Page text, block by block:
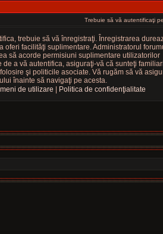
Trebuie să vă autentificaţi
trebuie să vă înregistraţi. Înregistrarea
oferi facilităţi suplimentare. Administratorul
să acorde permisiuni suplimentare utilizatorilor
de a vă autentifica, asiguraţi-vă că sunteţi
şi politicile asociate. Vă rugăm să vă
înainte să navigaţi pe acesta.
de utilizare
Politica de confidenţialitate